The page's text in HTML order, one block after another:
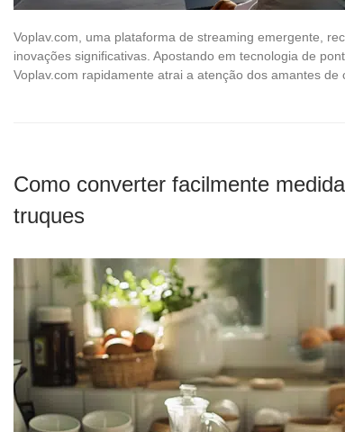
Voplav.com, uma plataforma de streaming emergente,
inovações significativas. Apostando em tecnologia de
Voplav.com rapidamente atrai a atenção dos amantes
Como converter facilmente
truques